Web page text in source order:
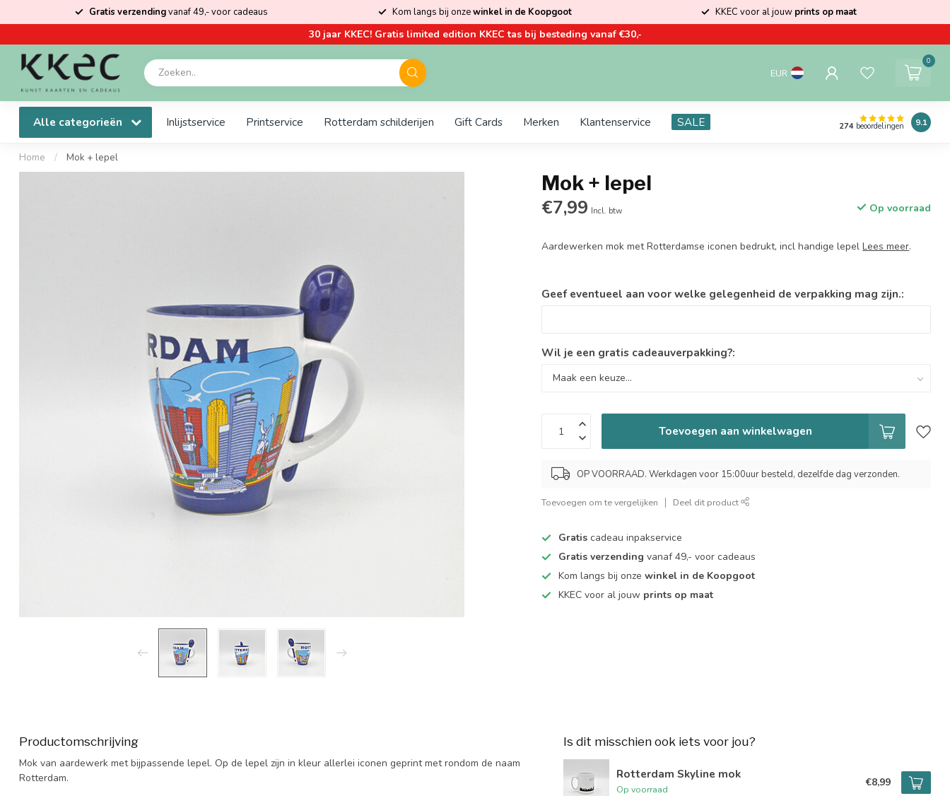
Gratis verzendingvanaf 49,- voor cadeaus Kom langs bij onzewinkel in de Koopgoot KKEC voor al jouw prints op maat
30 jaar KKEC! Gratis limited edition KKEC tas bij besteding vanaf €30,-
EUR
0
Alle categorieën Inlijstservice Printservice Rotterdam schilderijen Gift Cards Merken Klantenservice SALE 274 beoordelingen 9.1
Home / Mok + lepel
Mok + lepel
€7,99 Incl. btw Op voorraad
Aardewerken mok met Rotterdamse iconen bedrukt, incl handige lepelLees meer.
Geef eventueel aan voor welke gelegenheid de verpakking mag zijn.:
Wil je een gratis cadeauverpakking?:
Toevoegen aan winkelwagen
OP VOORRAAD. Werkdagen voor 15:00uur besteld, dezelfde dag verzonden.
Toevoegen om te vergelijken Deel dit product
Gratis cadeau inpakservice
Gratis verzending vanaf 49,- voor cadeaus
Kom langs bij onzewinkel in de Koopgoot
KKEC voor al jouw prints op maat
Productomschrijving
Mok van aardewerk met bijpassende lepel. Op de lepel zijn in kleur allerlei iconen geprint met rondom de naam
Rotterdam.
Is dit misschien ook iets voor jou?
Rotterdam Skyline mok
Op voorraad
€8,99